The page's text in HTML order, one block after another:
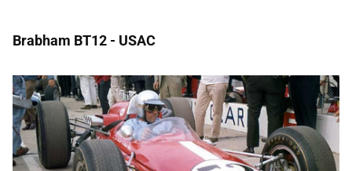
Brabham BT12 - USAC